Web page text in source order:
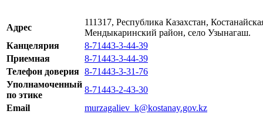
Адрес
111317, Республика Казахстан,
Мендыкаринский район, село Узынагаш.
Канцелярия
8-71443-3-44-39
Приемная
8-71443-3-44-39
Телефон доверия 8-71443-3-31-76
Уполнамоченный
по этике
8-71443-2-43-30
Email
murzagaliev_k@kostanay.gov.kz